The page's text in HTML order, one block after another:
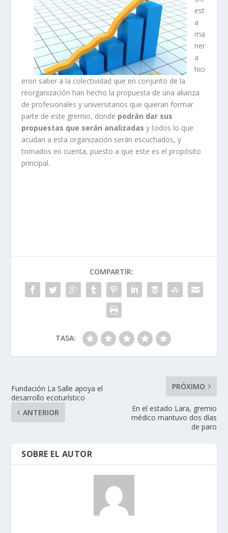
est
a
ma
ner
a
hici
eron saber a la colectividad que en conjunto de la
reorganización han hecho la propuesta de una alianza
de profesionales y universitarios que quieran formar
parte de este gremio, donde podrán dar sus
propuestas que serán analizadas y todos lo que
acudan a esta organización serán escuchados, y
tomados en cuenta, puesto a que este es el propósito
principal.
COMPARTIR:
TASA:
Fundación La Salle apoya el
desarrollo ecoturístico
ANTERIOR
PRÓXIMO
En el estado Lara, gremio
médico mantuvo dos días
de paro
SOBRE EL AUTOR